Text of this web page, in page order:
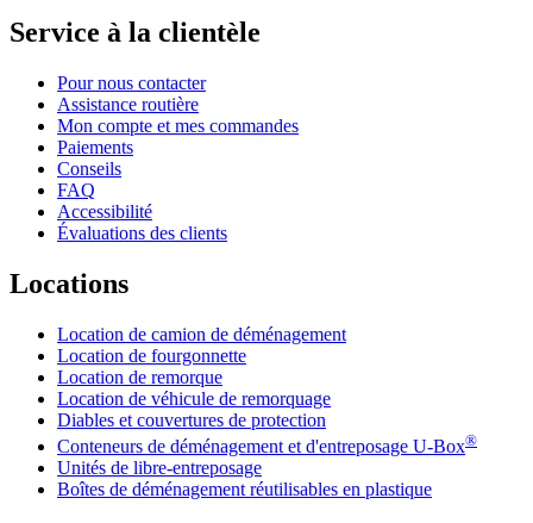
Service à la clientèle
Pour nous contacter
Assistance routière
Mon compte et mes commandes
Paiements
Conseils
FAQ
Accessibilité
Évaluations des clients
Locations
Location de camion de déménagement
Location de fourgonnette
Location de remorque
Location de véhicule de remorquage
Diables et couvertures de protection
Conteneurs de déménagement et d'entreposage U-Box®
Unités de libre-entreposage
Boîtes de déménagement réutilisables en plastique